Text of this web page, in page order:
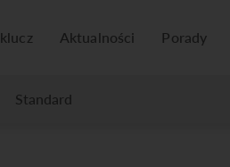
Aktualności Porady
Standard